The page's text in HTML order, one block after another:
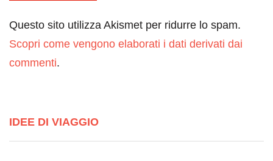
Questo sito utilizza Akismet per ridurre lo spam.
Scopri come vengono elaborati i dati derivati dai
commenti.
IDEE DI VIAGGIO